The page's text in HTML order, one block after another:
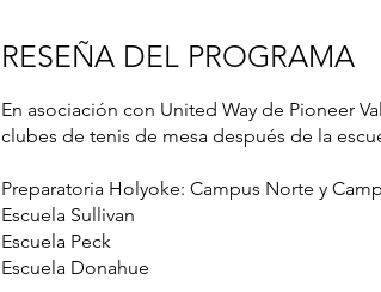
RESEÑA DEL PROGRAMA
En asociación con United Way de Pioneer
clubes de tenis de mesa después de la
Preparatoria Holyoke: Campus Norte y
Escuela Sullivan
Escuela Peck
Escuela Donahue